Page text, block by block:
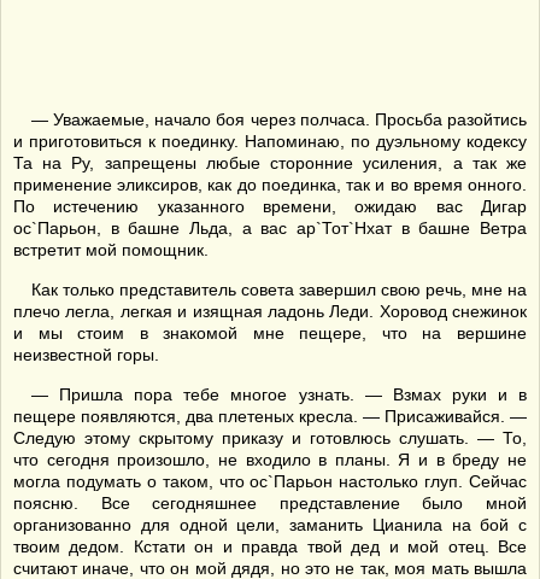
— Уважаемые, начало боя через полчаса. Просьба разойтись
и приготовиться к поединку. Напоминаю, по дуэльному кодексу
Та на Ру, запрещены любые сторонние усиления, а так же
применение эликсиров, как до поединка, так и во время онного.
По истечению указанного времени, ожидаю вас Дигар
ос`Парьон, в башне Льда, а вас ар`Тот`Нхат в башне Ветра
встретит мой помощник.
Как только представитель совета завершил свою речь, мне на
плечо легла, легкая и изящная ладонь Леди. Хоровод снежинок
и мы стоим в знакомой мне пещере, что на вершине
неизвестной горы.
— Пришла пора тебе многое узнать. — Взмах руки и в
пещере появляются, два плетеных кресла. — Присаживайся. —
Следую этому скрытому приказу и готовлюсь слушать. — То,
что сегодня произошло, не входило в планы. Я и в бреду не
могла подумать о таком, что ос`Парьон настолько глуп. Сейчас
поясню. Все сегодняшнее представление было мной
организованно для одной цели, заманить Цианила на бой с
твоим дедом. Кстати он и правда твой дед и мой отец. Все
считают иначе, что он мой дядя, но это не так, моя мать вышла